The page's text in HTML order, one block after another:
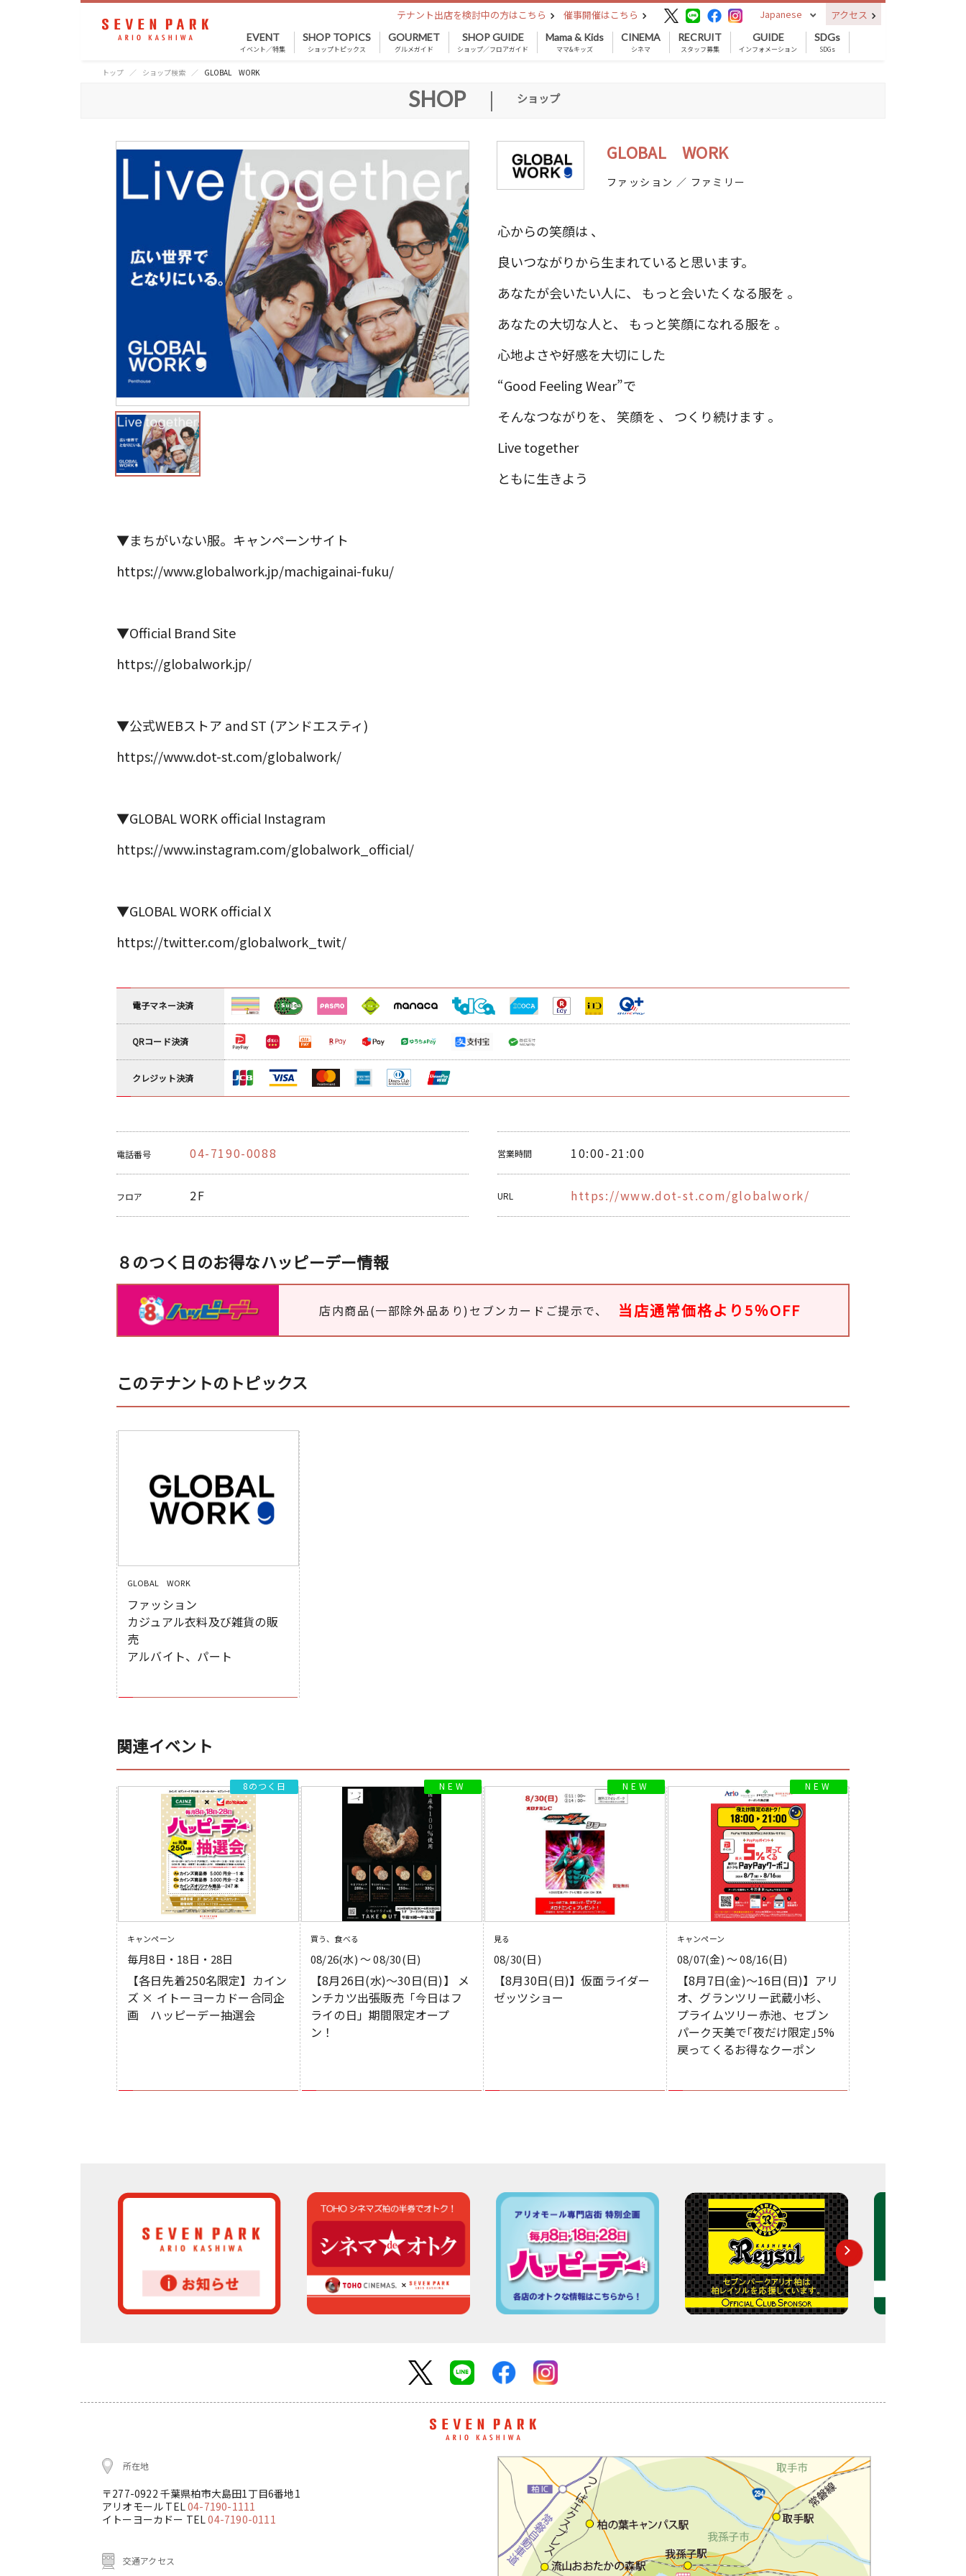
テナント出店を検討中の方はこちら 催事開催はこちら Japanese アクセス
EVENT
イベント／特集
SHOP TOPICS
ショップトピックス
GOURMET
グルメガイド
SHOP GUIDE
ショップ／フロアガイド
Mama & Kids
ママ&キッズ
CINEMA
シネマ
RECRUIT
スタッフ募集
GUIDE
インフォメーション
SDGs
SDGs
トップ ショップ検索 GLOBAL WORK
SHOP | ショップ
GLOBAL WORK
ファッション ／ ファミリー
心からの笑顔は 、
良いつながりから生まれていると思います。
あなたが会いたい人に、 もっと会いたくなる服を 。
あなたの大切な人と、 もっと笑顔になれる服を 。
心地よさや好感を大切にした
“Good Feeling Wear”で
そんなつながりを、 笑顔を 、 つくり続けます 。
Live together
ともに生きよう
▼まちがいない服。キャンペーンサイト
https://www.globalwork.jp/machigainai-fuku/
▼Official Brand Site
https://globalwork.jp/
▼公式WEBストア and ST (アンドエスティ)
https://www.dot-st.com/globalwork/
▼GLOBAL WORK official Instagram
https://www.instagram.com/globalwork_official/
▼GLOBAL WORK official X
https://twitter.com/globalwork_twit/
電子マネー決済
QRコード決済
クレジット決済
電話番号 04-7190-0088
フロア 2F
営業時間 10:00-21:00
URL https://www.dot-st.com/globalwork/
８のつく日のお得なハッピーデー情報
店内商品(一部除外品あり)セブンカードご提示で、 当店通常価格より5％OFF
このテナントのトピックス
GLOBAL WORK
ファッション
カジュアル衣料及び雑貨の販
売
アルバイト、パート
関連イベント
キャンペーン
毎月8日・18日・28日
【各日先着250名限定】カイン
ズ × イトーヨーカドー合同企
画 ハッピーデー抽選会
8のつく日
買う、食べる
08/26(水) 〜 08/30(日)
【8月26日(水)～30日(日)】 メ
ンチカツ出張販売「今日はフ
ライの日」期間限定オープ
ン！
見る
08/30(日)
【8月30日(日)】仮面ライダー
ゼッツショー
キャンペーン
08/07(金) 〜 08/16(日)
【8月7日(金)～16日(日)】アリ
オ、グランツリー武蔵小杉、
プライムツリー赤池、セブン
パーク天美で｢夜だけ限定｣5%
戻ってくるお得なクーポン
所在地
〒277-0922 千葉県柏市大島田1丁目6番地1
アリオモール TEL04-7190-1111
イトーヨーカドー TEL04-7190-0111
交通アクセス